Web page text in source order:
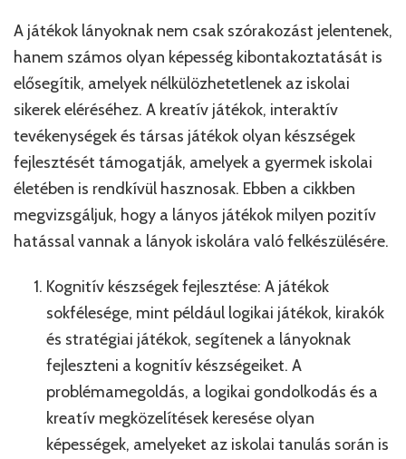
A játékok lányoknak nem csak szórakozást jelentenek,
hanem számos olyan képesség kibontakoztatását is
elősegítik, amelyek nélkülözhetetlenek az iskolai
sikerek eléréséhez. A kreatív játékok, interaktív
tevékenységek és társas játékok olyan készségek
fejlesztését támogatják, amelyek a gyermek iskolai
életében is rendkívül hasznosak. Ebben a cikkben
megvizsgáljuk, hogy a lányos játékok milyen pozitív
hatással vannak a lányok iskolára való felkészülésére.
Kognitív készségek fejlesztése: A játékok
sokfélesége, mint például logikai játékok, kirakók
és stratégiai játékok, segítenek a lányoknak
fejleszteni a kognitív készségeiket. A
problémamegoldás, a logikai gondolkodás és a
kreatív megközelítések keresése olyan
képességek, amelyeket az iskolai tanulás során is